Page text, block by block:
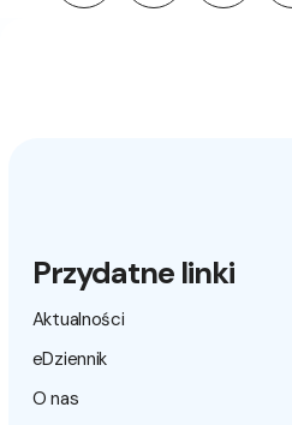
Przydatne linki
Aktualności
eDziennik
O nas